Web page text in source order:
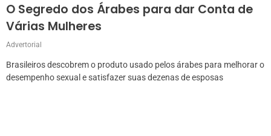
O Segredo dos Árabes para dar Conta de
Várias Mulheres
Advertorial
Brasileiros descobrem o produto usado pelos árabes para melhorar o
desempenho sexual e satisfazer suas dezenas de esposas